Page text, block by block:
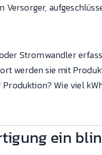
Stromwandler
werden sie mit
Wie viel
ein